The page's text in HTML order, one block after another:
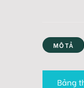
MÔ TẢ
Bảng